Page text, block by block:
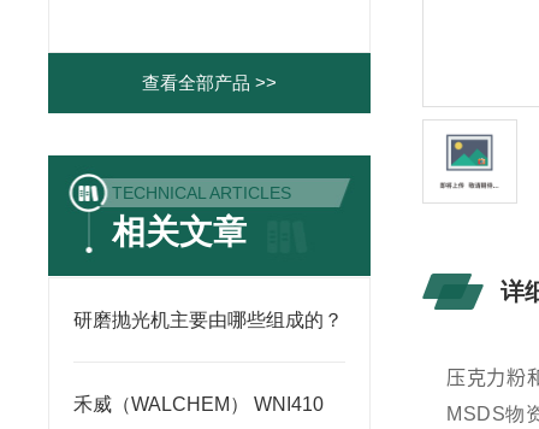
查看全部产品 >>
TECHNICAL ARTICLES
相关文章
研磨抛光机主要由哪些组成的？
禾威（WALCHEM） WNI410
详
压克力粉
MSDS物